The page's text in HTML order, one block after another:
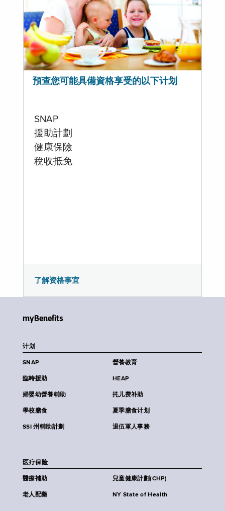
預查您可能具備資格享受的以下计划
SNAP
援助計劃
健康保險
稅收抵免
了解资格事宜
myBenefits
计划
SNAP 營養教育
臨時援助 HEAP
婦嬰幼營養輔助 扥儿费补助
學校膳食 夏季膳食计划
SSI 州輔助計劃 退伍軍人事務
医疗保险
醫療補助 兒童健康計劃(CHP)
老人配藥 NY State of Health